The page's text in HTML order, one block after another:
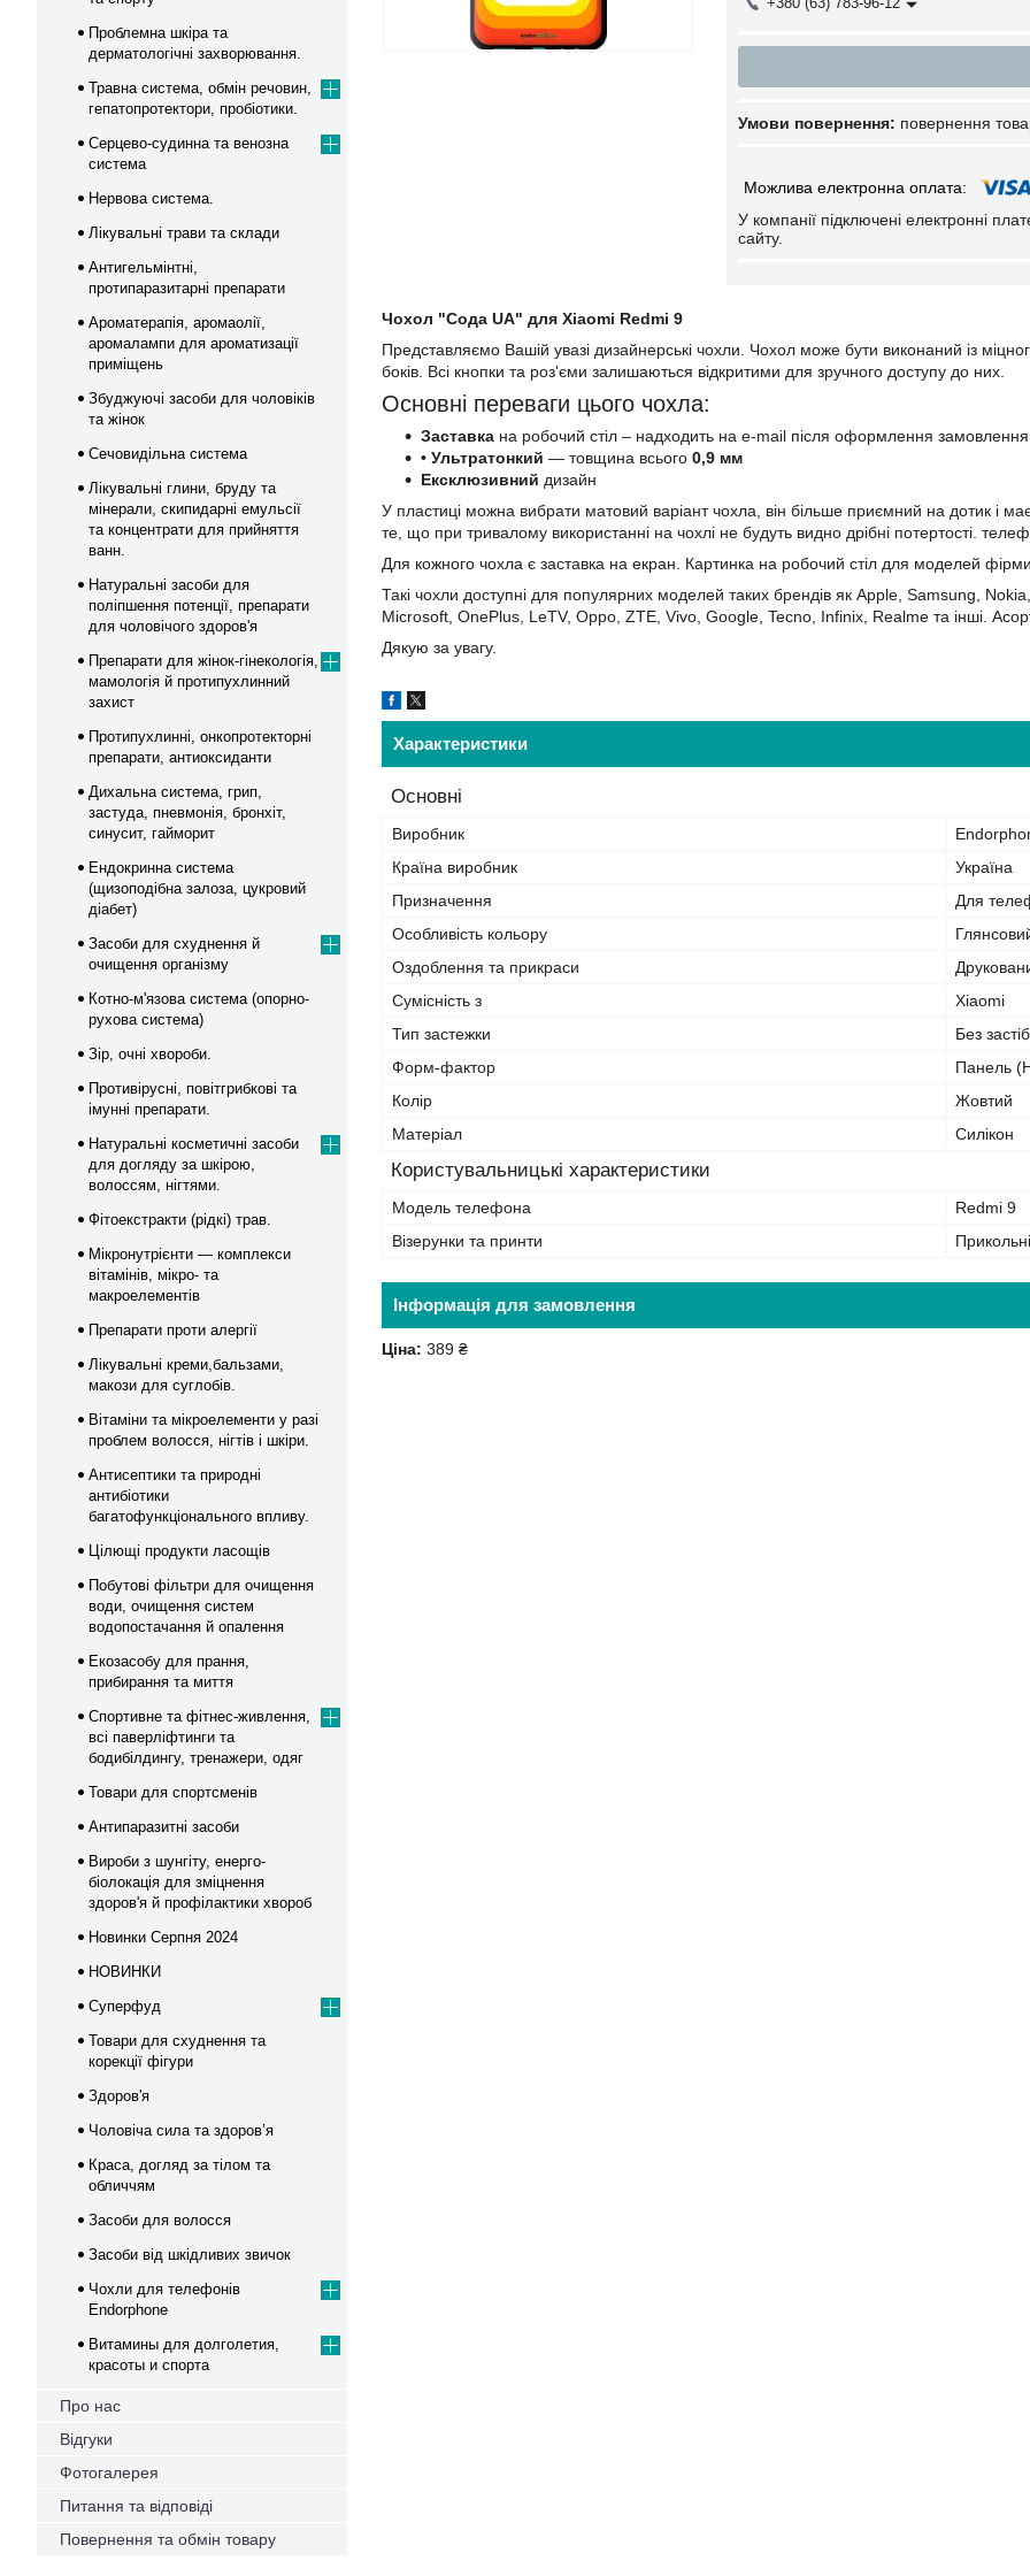
повернення
У компанії підключені електронні
сайту.
Чохол "Сода UA" для Xiaomi Redmi 9
Представляємо Вашій увазі дизайнерські чохли. Чохол може бути виконаний із
боків. Всі кнопки та роз'єми залишаються відкритими для зручного доступу до них.
Основні переваги цього чохла:
Заставка на робочий стіл – надходить на e-mail після оформлення замовлення
• Ультратонкий — товщина всього 0,9 мм
Ексклюзивний дизайн
У пластиці можна вибрати матовий варіант чохла, він більше приємний на дотик і
те, що при тривалому використанні на чохлі не будуть видно дрібні потертості.
Для кожного чохла є заставка на екран. Картинка на робочий стіл для моделей
Такі чохли доступні для популярних моделей таких брендів як Apple, Samsung,
Microsoft, OnePlus, LeTV, Oppo, ZTE, Vivo, Google, Tecno, Infinix, Realme та інші.
Дякую за увагу.
Характеристики
Основні
Виробник
Країна виробник
Україна
Призначення
Для
Особливість кольору
Оздоблення та прикраси
Сумісність з
Xiaomi
Тип застежки
Без
Форм-фактор
Панель
Колір
Жовтий
Матеріал
Силікон
Користувальницькі характеристики
Модель телефона
Redmi 9
Візерунки та принти
Прикольні
Інформація для замовлення
Ціна: 389 ₴
Проблемна шкіра та
дерматологічні захворювання.
Травна система, обмін речовин,
гепатопротектори, пробіотики.
Серцево-судинна та венозна
система
Нервова система.
Лікувальні трави та склади
Антигельмінтні,
протипаразитарні препарати
Ароматерапія, аромаолії,
аромалампи для ароматизації
приміщень
Збуджуючі засоби для чоловіків
та жінок
Сечовидільна система
Лікувальні глини, бруду та
мінерали, скипидарні емульсії
та концентрати для прийняття
ванн.
Натуральні засоби для
поліпшення потенції, препарати
для чоловічого здоров'я
Препарати для жінок-гінекологія,
мамологія й протипухлинний
захист
Протипухлинні, онкопротекторні
препарати, антиоксиданти
Дихальна система, грип,
застуда, пневмонія, бронхіт,
синусит, гайморит
Ендокринна система
(щизоподібна залоза, цукровий
діабет)
Засоби для схуднення й
очищення організму
Котно-м'язова система (опорно-
рухова система)
Зір, очні хвороби.
Противірусні, повітгрибкові та
імунні препарати.
Натуральні косметичні засоби
для догляду за шкірою,
волоссям, нігтями.
Фітоекстракти (рідкі) трав.
Мікронутрієнти — комплекси
вітамінів, мікро- та
макроелементів
Препарати проти алергії
Лікувальні креми,бальзами,
макози для суглобів.
Вітаміни та мікроелементи у разі
проблем волосся, нігтів і шкіри.
Антисептики та природні
антибіотики
багатофункціонального впливу.
Цілющі продукти ласощів
Побутові фільтри для очищення
води, очищення систем
водопостачання й опалення
Екозасобу для прання,
прибирання та миття
Спортивне та фітнес-живлення,
всі паверліфтинги та
бодибілдингу, тренажери, одяг
Товари для спортсменів
Антипаразитні засоби
Вироби з шунгіту, енерго-
біолокація для зміцнення
здоров'я й профілактики хвороб
Новинки Серпня 2024
НОВИНКИ
Суперфуд
Товари для схуднення та
корекції фігури
Здоров'я
Чоловіча сила та здоров’я
Краса, догляд за тілом та
обличчям
Засоби для волосся
Засоби від шкідливих звичок
Чохли для телефонів
Endorphone
Витамины для долголетия,
красоты и спорта
Про нас
Відгуки
Фотогалерея
Питання та відповіді
Повернення та обмін товару